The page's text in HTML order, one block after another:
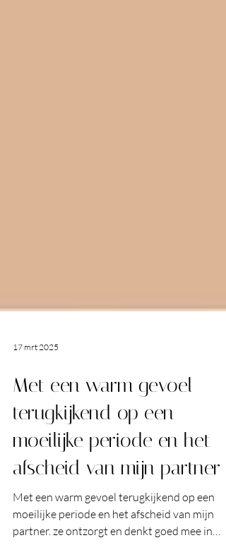
Met een warm gevoel
terugkijkend op een
moeilijke periode en het
afscheid van mijn partner
Met een warm gevoel terugkijkend op een
moeilijke periode en het afscheid van mijn